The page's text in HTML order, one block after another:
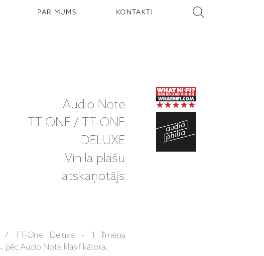
PAR MUMS KONTAKTI
Audio Note
TT-ONE / TT-ONE
DELUXE
Vinila plašu
atskaņotājs
/ TT-One Deluxe - 1 līmeņa
pēc Audio Note klasifikātora.